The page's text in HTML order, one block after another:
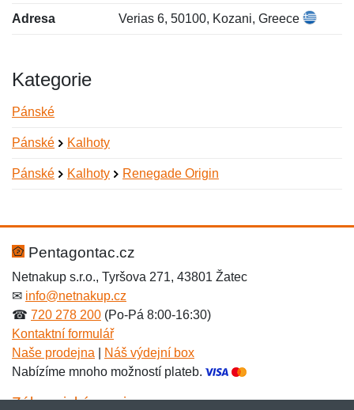
Adresa Verias 6, 50100, Kozani, Greece
Kategorie
Pánské
Pánské Kalhoty
Pánské Kalhoty Renegade Origin
Hodnocení:
Jméno: *
Jméno:
E-mail:*
Pentagontac.cz
Netnakup s.r.o., Tyršova 271, 43801 Žatec
✉ info@netnakup.cz
☎ 720 278 200 (Po-Pá 8:00-16:30)
Kontaktní formulář
Naše prodejna
Náš výdejní box
Nabízíme mnoho možností plateb.
Zákaznický servis